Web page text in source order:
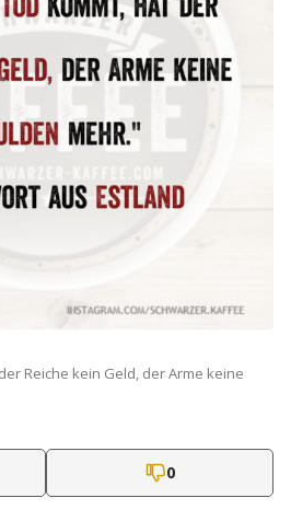
Reiche kein Geld, der Arme keine
0